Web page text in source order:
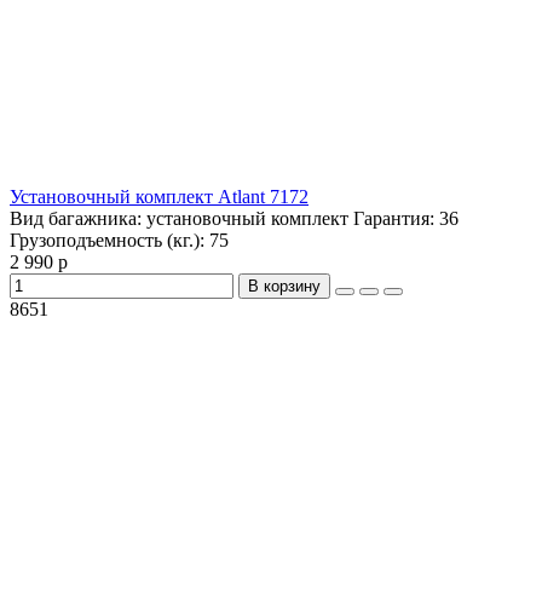
Установочный комплект Atlant 7172
Вид багажника: установочный комплект Гарантия: 36
Грузоподъемность (кг.): 75
2 990 р
В корзину
8651